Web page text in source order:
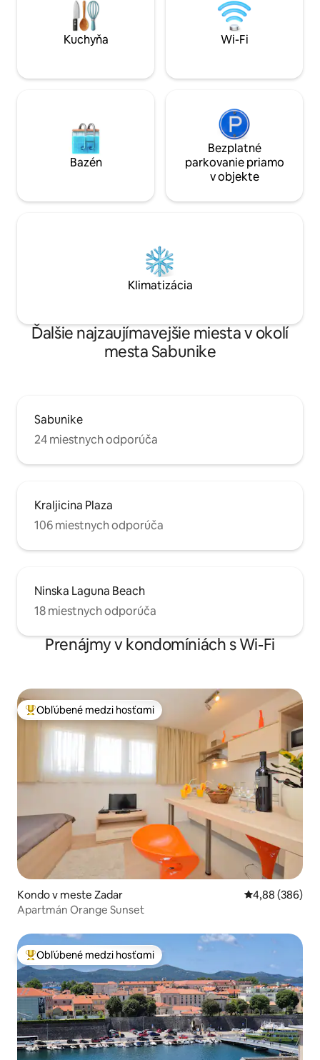
minútach. a obchod s potravinami
Studenac vzdialený 10 minút.
Supermarket Plodine je vzdialený 5
veľa ďalších
osôb! Stačí SI HO
Kuchyňa Wi-Fi
Bazén
Bezplatné
parkovanie priamo
v objekte
Klimatizácia
Ďalšie najzaujímavejšie miesta v okolí
mesta Sabunike
Sabunike
24 miestnych odporúča
Kraljicina Plaza
106 miestnych odporúča
Ninska Laguna Beach
18 miestnych odporúča
Prenájmy v kondomíniách s Wi-Fi
Najobľúbenejšie medzi hosťami
Obľúbené medzi hosťami
Kondo v meste Zadar Priemerné
4,88 (386)
Apartmán Orange Sunset
Najobľúbenejšie medzi hosťami
Obľúbené medzi hosťami